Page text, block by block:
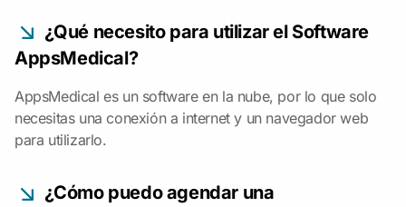
¿Qué necesito para utilizar el Software
AppsMedical?
AppsMedical es un software en la nube, por lo que solo
necesitas una conexión a internet y un navegador web
para utilizarlo.
¿Cómo puedo agendar una